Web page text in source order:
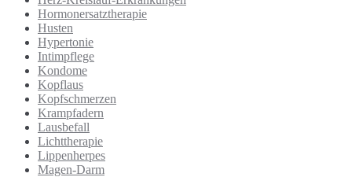
Hormonersatztherapie
Husten
Hypertonie
Intimpflege
Kondome
Kopflaus
Kopfschmerzen
Krampfadern
Lausbefall
Lichttherapie
Lippenherpes
Magen-Darm